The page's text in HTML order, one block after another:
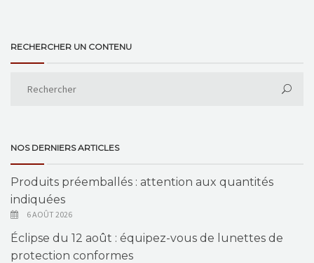
RECHERCHER UN CONTENU
NOS DERNIERS ARTICLES
Produits préemballés : attention aux quantités
indiquées
6 AOÛT 2026
Éclipse du 12 août : équipez-vous de lunettes de
protection conformes